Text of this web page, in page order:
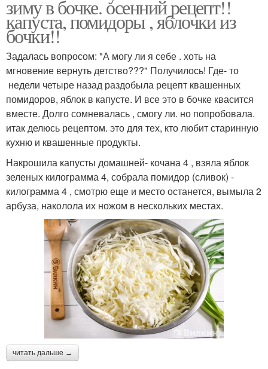
зиму в бочке. осенний рецепт!!
капуста, помидоры , яблочки из
бочки!!
Задалась вопросом: "А могу ли я себе . хоть на
мгновение вернуть детство???" Получилось! Где- то
недели четыре назад раздобыла рецепт квашенных
помидоров, яблок в капусте. И все это в бочке квасится
вместе. Долго сомневалась , смогу ли. но попробовала.
итак делюсь рецептом. это для тех, кто любит старинную
кухню и квашенные продукты.
Накрошила капусты домашней- кочана 4 , взяла яблок
зеленых килограмма 4, собрала помидор (сливок) -
килограмма 4 , смотрю еще и место останется, вымыла 2
арбуза, наколола их ножом в нескольких местах.
читать дальше →